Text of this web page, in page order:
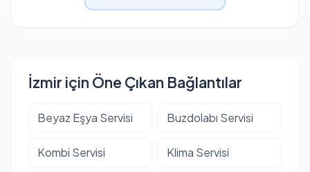
İzmir için Öne Çıkan Bağlantılar
Beyaz Eşya Servisi Buzdolabı Servisi
Kombi Servisi Klima Servisi